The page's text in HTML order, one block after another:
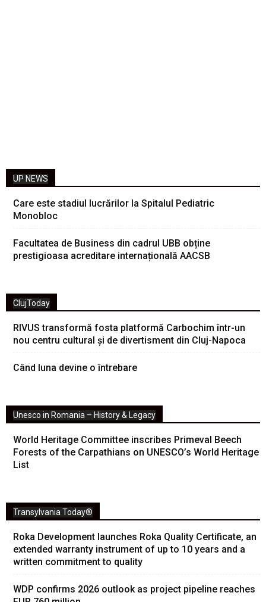
UP NEWS
Care este stadiul lucrărilor la Spitalul Pediatric
Monobloc
Facultatea de Business din cadrul UBB obține
prestigioasa acreditare internațională AACSB
ClujToday
RIVUS transformă fosta platformă Carbochim într-un
nou centru cultural și de divertisment din Cluj-Napoca
Când luna devine o întrebare
Unesco in Romania – History & Legacy
World Heritage Committee inscribes Primeval Beech
Forests of the Carpathians on UNESCO’s World Heritage
List
Transylvania Today®
Roka Development launches Roka Quality Certificate, an
extended warranty instrument of up to 10 years and a
written commitment to quality
WDP confirms 2026 outlook as project pipeline reaches